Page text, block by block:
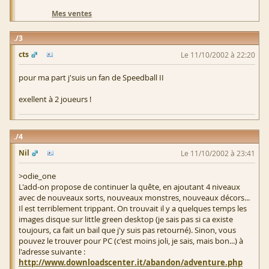
Mes ventes
3
cts
Le 11/10/2002 à 22:20
pour ma part j'suis un fan de Speedball II
exellent à 2 joueurs !
4
Nil
Le 11/10/2002 à 23:41
>odie_one
L'add-on propose de continuer la quête, en ajoutant 4 niveaux
avec de nouveaux sorts, nouveaux monstres, nouveaux décors...
Il est terriblement trippant. On trouvait il y a quelques temps les
images disque sur little green desktop (je sais pas si ca existe
toujours, ca fait un bail que j'y suis pas retourné). Sinon, vous
pouvez le trouver pour PC (c'est moins joli, je sais, mais bon...) à
l'adresse suivante :
http://www.downloadscenter.it/abandon/adventure.php